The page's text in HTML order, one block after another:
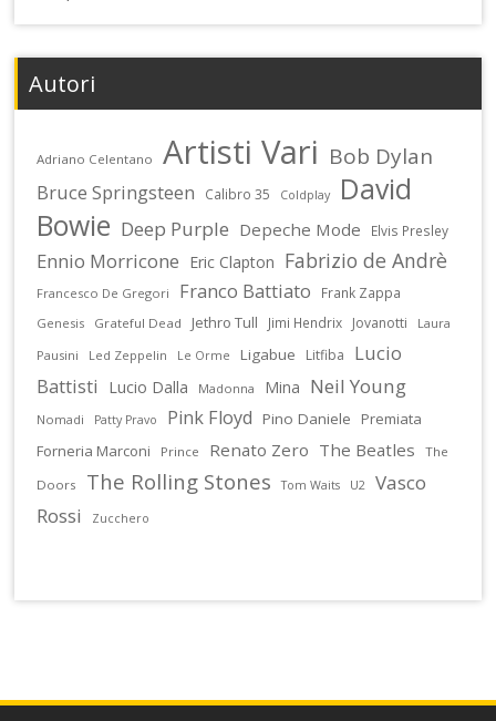
Autori
Adriano Celentano Artisti Vari Bob Dylan
Bruce Springsteen Calibro 35 Coldplay
David
Bowie Deep Purple Depeche Mode Elvis Presley
Ennio Morricone Eric Clapton Fabrizio de Andrè
Francesco De Gregori Franco Battiato Frank Zappa
Genesis Grateful Dead Jethro Tull Jimi Hendrix Jovanotti
Laura
Pausini
Led Zeppelin Le Orme Ligabue Litfiba
Lucio
Battisti
Lucio Dalla Madonna Mina Neil Young
Nomadi Patty Pravo Pink Floyd Pino Daniele
Premiata
Forneria Marconi
Prince Renato Zero The Beatles
The
Doors
The Rolling Stones Tom Waits U2
Vasco
Rossi
Zucchero